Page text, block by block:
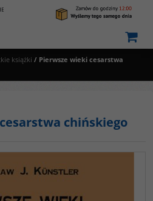
książki / Pierwsze wieki cesarstwa
chińskiego